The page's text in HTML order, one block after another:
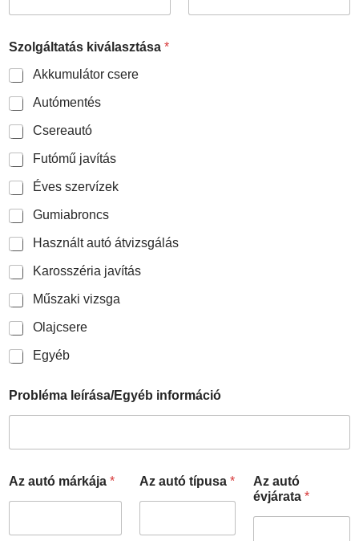
Szolgáltatás kiválasztása *
Akkumulátor csere
Autómentés
Csereautó
Futómű javítás
Éves szervízek
Gumiabroncs
Használt autó átvizsgálás
Karosszéria javítás
Műszaki vizsga
Olajcsere
Egyéb
Probléma leírása/Egyéb információ
Az autó márkája * Az autó típusa *
Az autó
évjárata*